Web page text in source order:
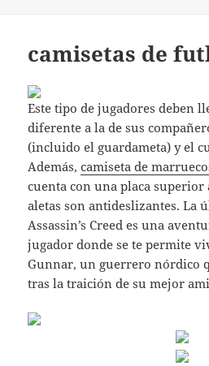
camisetas de
Este tipo de jugadores deben
diferente a la de sus
(incluido el guardameta) y el
Además,camiseta de
cuenta con una placa superior
aletas son antideslizantes. La
Assassin’s Creed es una
jugador donde se te permite
Gunnar, un guerrero nórdico
tras la traición de su mejor